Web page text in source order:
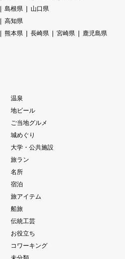
島根県
山口県
高知県
熊本県 長崎県 宮崎県
鹿児島県
温泉
地ビール
ご当地グルメ
城めぐり
大学・公共施設
旅ラン
名所
宿泊
旅アイテム
船旅
伝統工芸
お役立ち
コワーキング